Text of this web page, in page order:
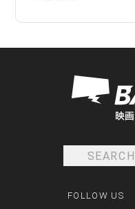
FOLLOW US